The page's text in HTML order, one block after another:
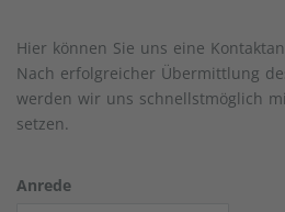
Hier können Sie uns eine
Nach erfolgreicher Übermittlung
werden wir uns schnellstmöglich
setzen.
Anrede